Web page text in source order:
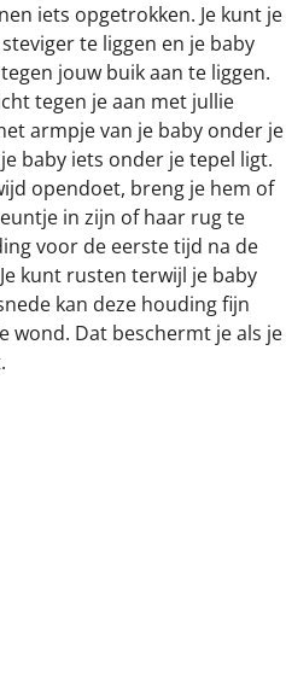
iets opgetrokken. Je kunt je
te liggen en je baby
jouw buik aan te liggen.
tegen je aan met jullie
armpje van je baby onder je
baby iets onder je tepel ligt.
opendoet, breng je hem of
in zijn of haar rug te
voor de eerste tijd na de
kunt rusten terwijl je baby
kan deze houding fijn
wond. Dat beschermt je als je